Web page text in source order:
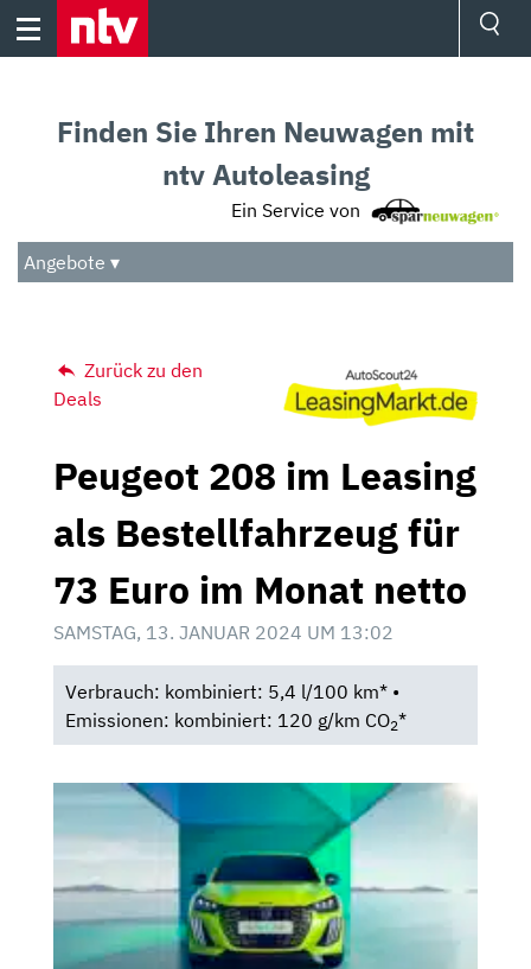
Skip
Audio
Das Beste
Finden Sie Ihren Neuwagen mit
ntv Autoleasing
Ein Service von
Angebote ▾
Zurück zu den
Deals
Peugeot 208 im Leasing
als Bestellfahrzeug für
73 Euro im Monat netto
SAMSTAG, 13. JANUAR 2024 UM 13:02
Verbrauch: kombiniert: 5,4 l/100 km* •
Emissionen: kombiniert: 120 g/km CO2*